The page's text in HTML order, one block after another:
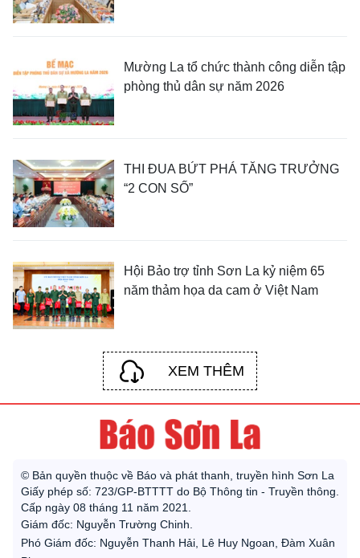
Mường La tổ chức thành công diễn tập
phòng thủ dân sự năm 2026
THI ĐUA BỨT PHÁ TĂNG TRƯỞNG
“2 CON SỐ”
Hội Bảo trợ tỉnh Sơn La kỷ niệm 65
năm thảm họa da cam ở Việt Nam
XEM THÊM
© Bản quyền thuộc về Báo và phát thanh, truyền hình Sơn La
Giấy phép số: 723/GP-BTTTT do Bộ Thông tin - Truyền thông.
Cấp ngày 08 tháng 11 năm 2021.
Giám đốc: Nguyễn Trường Chinh.
Phó Giám đốc: Nguyễn Thanh Hải, Lê Huy Ngoan, Đàm Xuân